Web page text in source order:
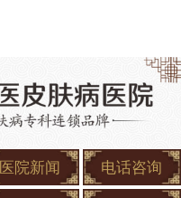
医院新闻 电话咨询